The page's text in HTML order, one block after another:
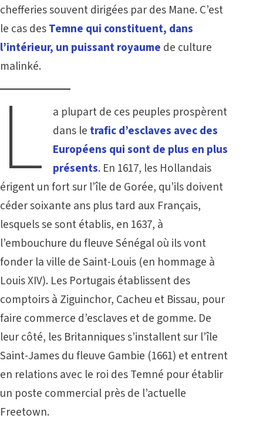
chefferies souvent dirigées par des Mane. C’est
le cas desTemne qui constituent, dans
l’intérieur, un puissant royaume de culture
malinké.
L
a plupart de ces peuples prospèrent
dans le trafic d’esclaves avec des
Européens qui sont de plus en plus
présents. En 1617, les Hollandais
érigent un fort sur l’île de Gorée, qu’ils doivent
céder soixante ans plus tard aux Français,
lesquels se sont établis, en 1637, à
l’embouchure du fleuve Sénégal où ils vont
fonder la ville de Saint-Louis (en hommage à
Louis XIV). Les Portugais établissent des
comptoirs à Ziguinchor, Cacheu et Bissau, pour
faire commerce d’esclaves et de gomme. De
leur côté, les Britanniques s’installent sur l’île
Saint-James du fleuve Gambie (1661) et entrent
en relations avec le roi des Temné pour établir
un poste commercial près de l’actuelle
Freetown.